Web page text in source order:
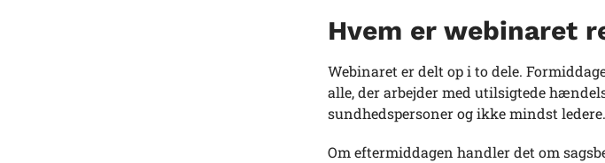
Hvem er webinaret
Webinaret er delt op i to dele.
alle, der arbejder med utilsigtede
sundhedspersoner og ikke mindst ledere.
Om eftermiddagen handler det om